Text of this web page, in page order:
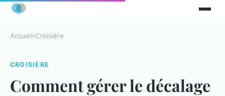
Accueil›Croisière
CROISIÈRE
Comment gérer le décalage